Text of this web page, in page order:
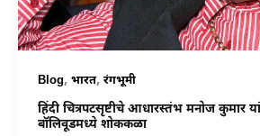
Blog, भारत, रंगभूमी
हिंदी चित्रपटसृष्टीचे आधारस्तंभ मनोज कुमार
बॉलिवूडमध्ये शोककळा